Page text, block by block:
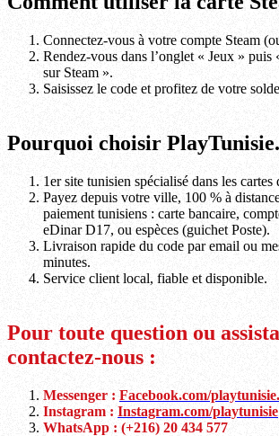
Connectez-vous à votre compte Steam
Rendez-vous dans l’onglet « Jeux »
sur Steam ».
Saisissez le code et profitez de votre
Pourquoi choisir
1er site tunisien spécialisé dans les cartes
Payez depuis votre ville, 100 % à
paiement tunisiens : carte bancaire,
eDinar D17, ou espèces (guichet Poste).
Livraison rapide du code par email ou
minutes.
Service client local, fiable et disponible.
Pour toute question ou
contactez-nous :
Messenger : Facebook.com/
Instagram : Instagram.com/playtunisie
WhatsApp : (+216) 20 434 577